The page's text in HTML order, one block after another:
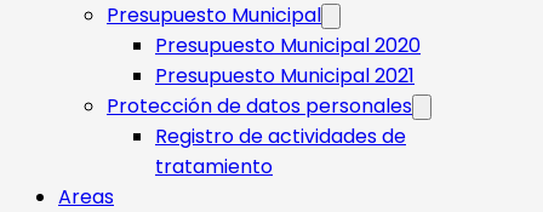
Presupuesto Municipal
Presupuesto Municipal 2020
Presupuesto Municipal 2021
Protección de datos personales
Registro de actividades de
tratamiento
Areas